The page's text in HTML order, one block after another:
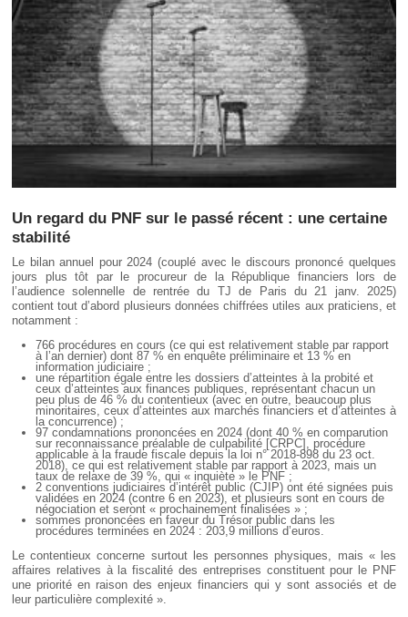
Un regard du PNF sur le passé récent : une certaine
stabilité
Le bilan annuel pour 2024 (couplé avec le discours prononcé quelques
jours plus tôt par le procureur de la République financiers lors de
l’audience solennelle de rentrée du TJ de Paris du 21 janv. 2025)
contient tout d’abord plusieurs données chiffrées utiles aux praticiens, et
notamment :
766 procédures en cours (ce qui est relativement stable par rapport
à l’an dernier) dont 87 % en enquête préliminaire et 13 % en
information judiciaire ;
une répartition égale entre les dossiers d’atteintes à la probité et
ceux d’atteintes aux finances publiques, représentant chacun un
peu plus de 46 % du contentieux (avec en outre, beaucoup plus
minoritaires, ceux d’atteintes aux marchés financiers et d’atteintes à
la concurrence) ;
97 condamnations prononcées en 2024 (dont 40 % en comparution
sur reconnaissance préalable de culpabilité [CRPC], procédure
applicable à la fraude fiscale depuis la loi n° 2018-898 du 23 oct.
2018), ce qui est relativement stable par rapport à 2023, mais un
taux de relaxe de 39 %, qui « inquiète » le PNF ;
2 conventions judiciaires d’intérêt public (CJIP) ont été signées puis
validées en 2024 (contre 6 en 2023), et plusieurs sont en cours de
négociation et seront « prochainement finalisées » ;
sommes prononcées en faveur du Trésor public dans les
procédures terminées en 2024 : 203,9 millions d’euros.
Le contentieux concerne surtout les personnes physiques, mais « les
affaires relatives à la fiscalité des entreprises constituent pour le PNF
une priorité en raison des enjeux financiers qui y sont associés et de
leur particulière complexité ».